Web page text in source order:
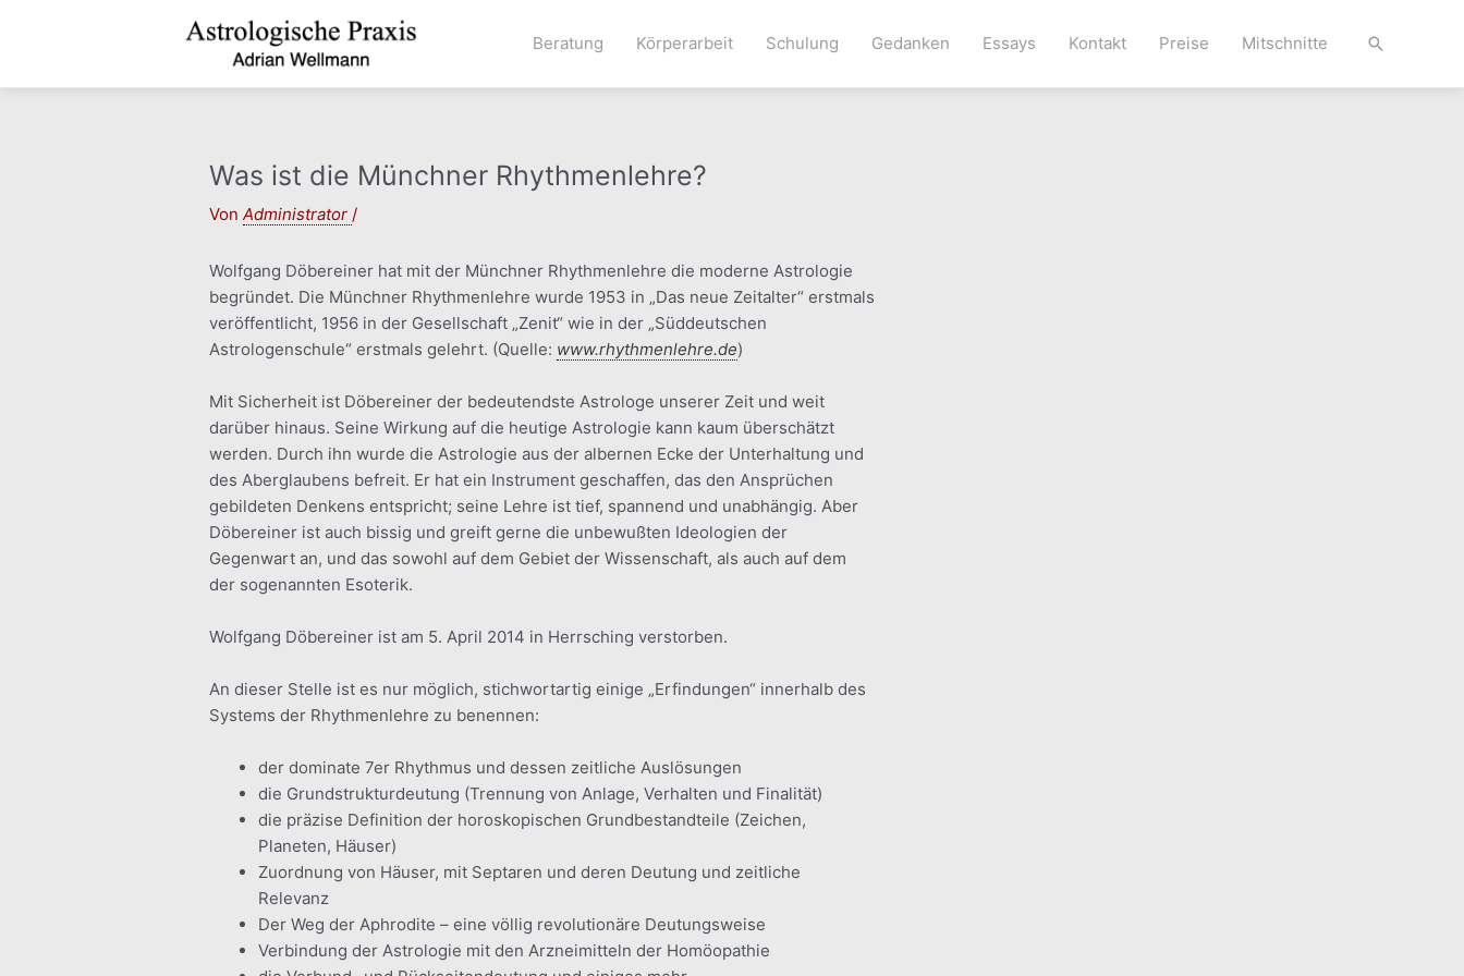
Beratung Körperarbeit Schulung Gedanken Essays Kontakt Preise Mitschnitte Suche
Was ist die Münchner Rhythmenlehre?
VonAdministrator /
Wolfgang Döbereiner hat mit der Münchner Rhythmenlehre die moderne Astrologie
begründet. Die Münchner Rhythmenlehre wurde 1953 in „Das neue Zeitalter“ erstmals
veröffentlicht, 1956 in der Gesellschaft „Zenit“ wie in der „Süddeutschen
Astrologenschule“ erstmals gelehrt. (Quelle: www.rhythmenlehre.de)
Mit Sicherheit ist Döbereiner der bedeutendste Astrologe unserer Zeit und weit
darüber hinaus. Seine Wirkung auf die heutige Astrologie kann kaum überschätzt
werden. Durch ihn wurde die Astrologie aus der albernen Ecke der Unterhaltung und
des Aberglaubens befreit. Er hat ein Instrument geschaffen, das den Ansprüchen
gebildeten Denkens entspricht; seine Lehre ist tief, spannend und unabhängig. Aber
Döbereiner ist auch bissig und greift gerne die unbewußten Ideologien der
Gegenwart an, und das sowohl auf dem Gebiet der Wissenschaft, als auch auf dem
der sogenannten Esoterik.
Wolfgang Döbereiner ist am 5. April 2014 in Herrsching verstorben.
An dieser Stelle ist es nur möglich, stichwortartig einige „Erfindungen“ innerhalb des
Systems der Rhythmenlehre zu benennen:
der dominate 7er Rhythmus und dessen zeitliche Auslösungen
die Grundstrukturdeutung (Trennung von Anlage, Verhalten und Finalität)
die präzise Definition der horoskopischen Grundbestandteile (Zeichen,
Planeten, Häuser)
Zuordnung von Häuser, mit Septaren und deren Deutung und zeitliche
Relevanz
Der Weg der Aphrodite – eine völlig revolutionäre Deutungsweise
Verbindung der Astrologie mit den Arzneimitteln der Homöopathie